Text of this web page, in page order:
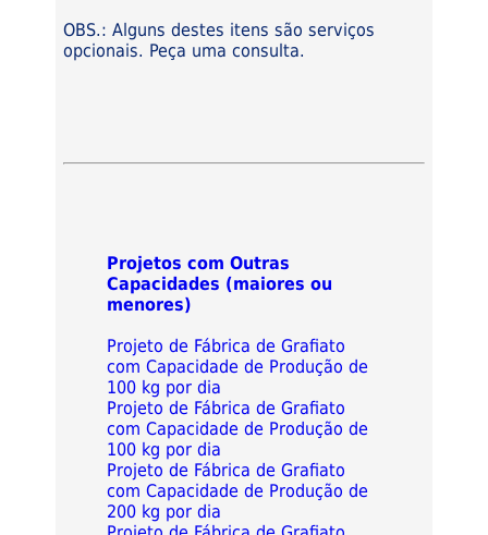
OBS.: Alguns destes itens são serviços
opcionais. Peça uma consulta.
Projetos com Outras
Capacidades (maiores ou
menores)
Projeto de Fábrica de Grafiato
com Capacidade de Produção de
100 kg por dia
Projeto de Fábrica de Grafiato
com Capacidade de Produção de
100 kg por dia
Projeto de Fábrica de Grafiato
com Capacidade de Produção de
200 kg por dia